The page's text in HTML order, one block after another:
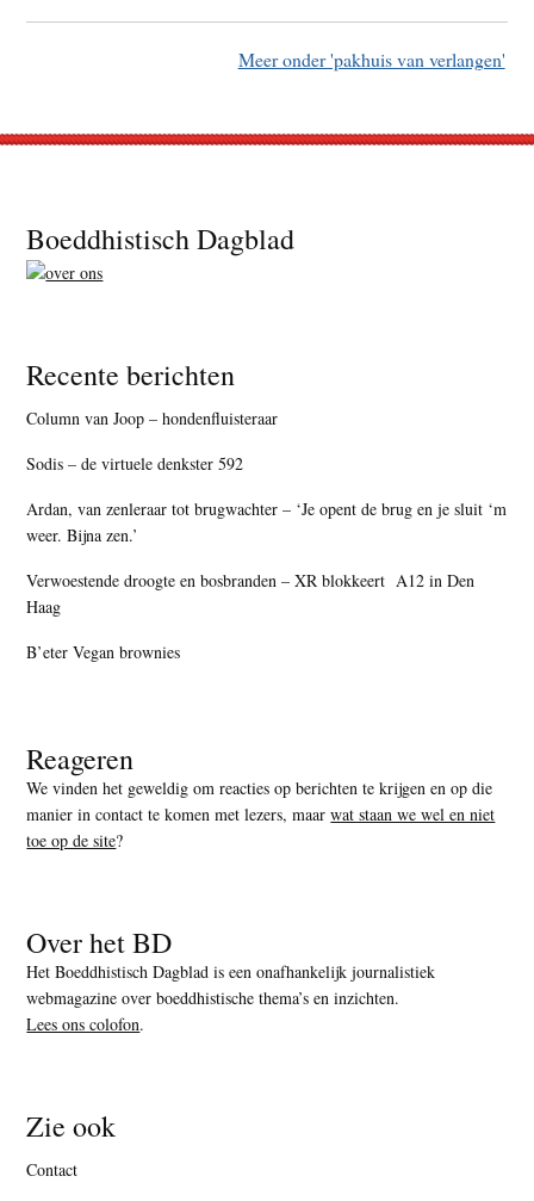
Meer onder 'pakhuis van verlangen'
Footer
Boeddhistisch Dagblad
Recente berichten
Column van Joop – hondenfluisteraar
Sodis – de virtuele denkster 592
Ardan, van zenleraar tot brugwachter – ‘Je opent de brug en je sluit ‘m
weer. Bijna zen.’
Verwoestende droogte en bosbranden – XR blokkeert A12 in Den
Haag
B’eter Vegan brownies
Reageren
We vinden het geweldig om reacties op berichten te krijgen en op die
manier in contact te komen met lezers, maarwat staan we wel en niet
toe op de site?
Over het BD
Het Boeddhistisch Dagblad is een onafhankelijk journalistiek
webmagazine over boeddhistische thema’s en inzichten.
Lees ons colofon.
Zie ook
Contact